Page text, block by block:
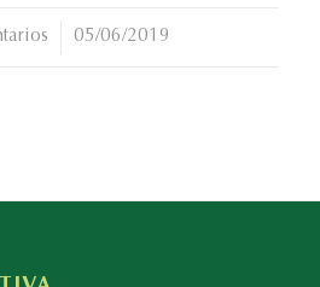
05/06/2019